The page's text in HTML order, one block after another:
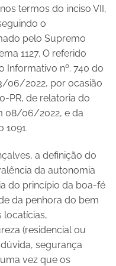
termos do inciso VII,
o
pelo Supremo
1127. O referido
Informativo nº. 740 do
06/2022, por ocasião
PR, de relatoria do
08/06/2022, e da
1091.
a definição do
da autonomia
do princípio da boa-fé
da penhora do bem
locatícias,
(residencial ou
segurança
vez que os